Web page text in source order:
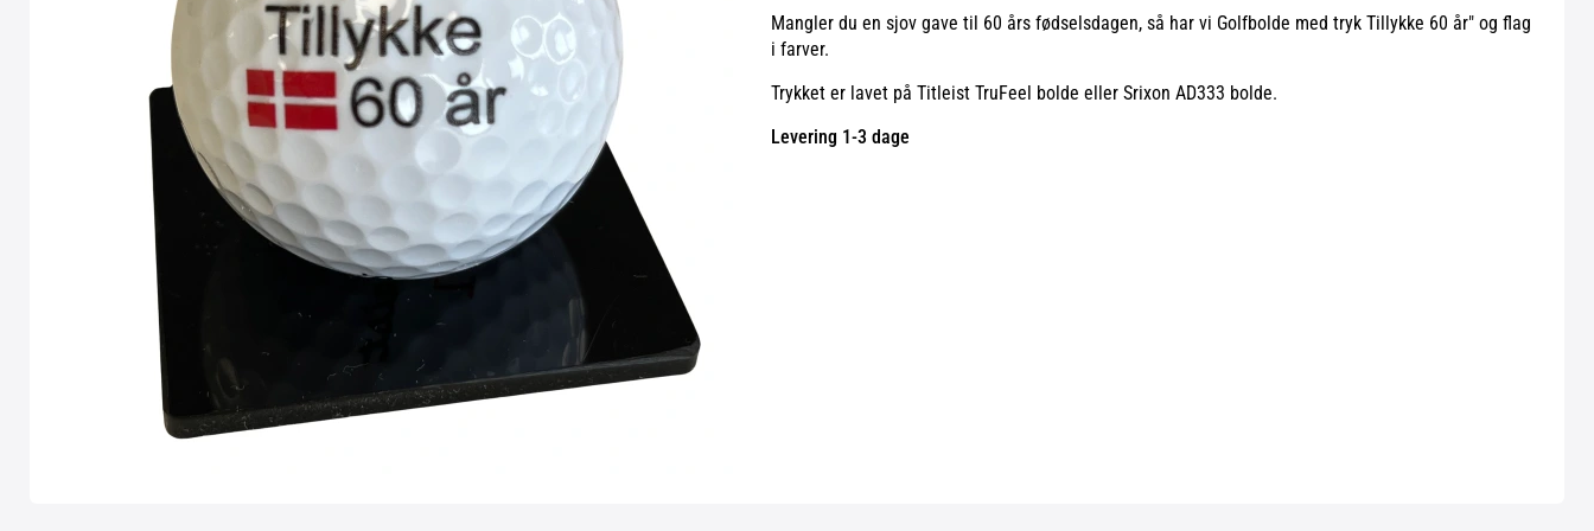
Mangler du en sjov gave til 60 års fødselsdagen, så har vi Golfbolde med tryk Tillykke 60 år" og flag
i farver.
Trykket er lavet på Titleist TruFeel bolde eller Srixon AD333 bolde.
Levering 1-3 dage